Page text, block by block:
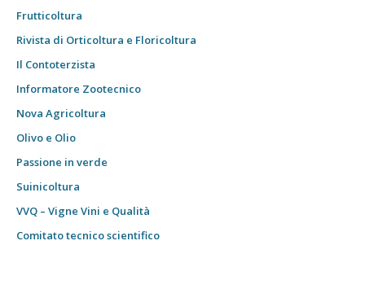
Frutticoltura
Rivista di Orticoltura e Floricoltura
Il Contoterzista
Informatore Zootecnico
Nova Agricoltura
Olivo e Olio
Passione in verde
Suinicoltura
VVQ – Vigne Vini e Qualità
Comitato tecnico scientifico